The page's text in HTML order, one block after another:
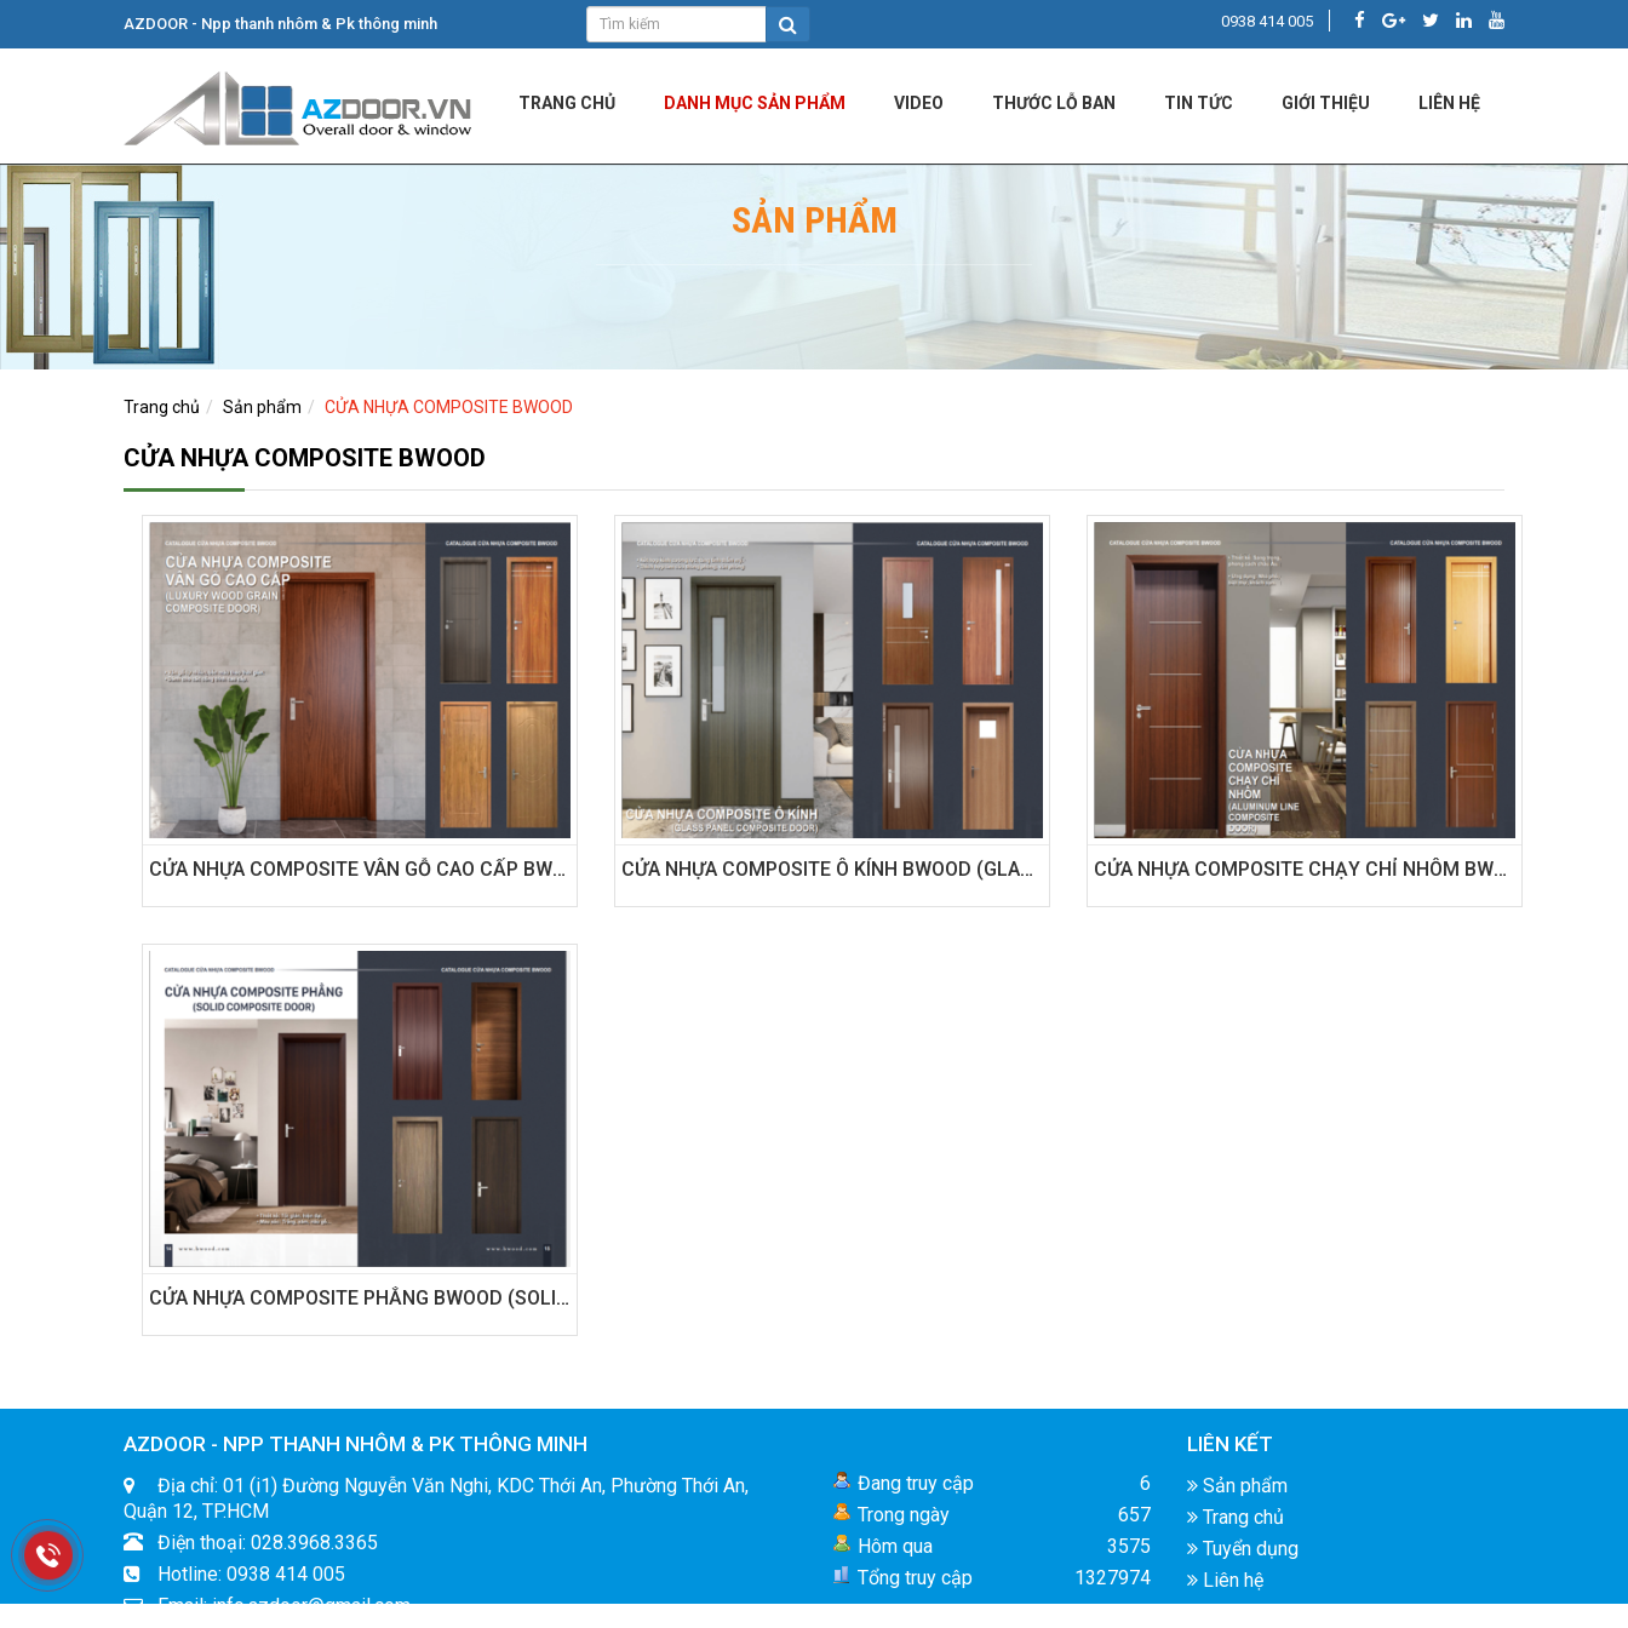
AZDOOR - Npp thanh nhôm & Pk thông minh 0938 414 005
TRANG CHỦ DANH MỤC SẢN PHẨM VIDEO THƯỚC LỖ BAN TIN TỨC GIỚI THIỆU LIÊN HỆ
SẢN PHẨM
Trang chủ Sản phẩm CỬA NHỰA COMPOSITE BWOOD
CỬA NHỰA COMPOSITE BWOOD
CỬA NHỰA COMPOSITE VÂN GỖ CAO CẤP BWOOD (LUXURY WOOD GRAIN COMPOSITE DOOR) CỬA NHỰA COMPOSITE Ô KÍNH BWOOD (GLASS PANEL COMPOSITE DOOR) CỬA NHỰA COMPOSITE CHẠY CHỈ NHÔM BWOOD (ALUMINUM LINE COMPOSITE DOOR)
CỬA NHỰA COMPOSITE PHẲNG BWOOD (SOLID COMPOSITE DOOR)
AZDOOR - NPP THANH NHÔM & PK THÔNG MINH
Địa chỉ: 01 (i1) Đường Nguyễn Văn Nghi, KDC Thới An, Phường Thới An,
Quận 12, TP.HCM
Điện thoại: 028.3968.3365
Hotline: 0938 414 005
Email: info.azdoor@gmail.com
Đang truy cập
6
Trong ngày
657
Hôm qua
3575
Tổng truy cập
1327974
LIÊN KẾT
Sản phẩm
Trang chủ
Tuyển dụng
Liên hệ